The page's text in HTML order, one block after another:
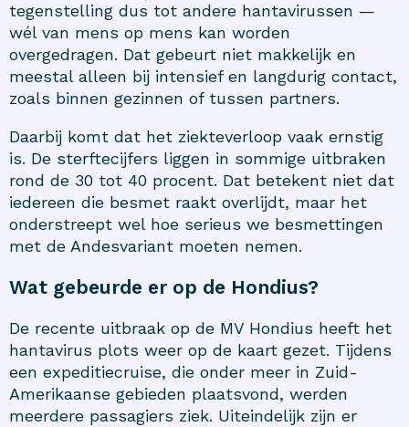
tegenstelling dus tot andere hantavirussen —
wél van mens op mens kan worden
overgedragen. Dat gebeurt niet makkelijk en
meestal alleen bij intensief en langdurig contact,
zoals binnen gezinnen of tussen partners.
Daarbij komt dat het ziekteverloop vaak ernstig
is. De sterftecijfers liggen in sommige uitbraken
rond de 30 tot 40 procent. Dat betekent niet dat
iedereen die besmet raakt overlijdt, maar het
onderstreept wel hoe serieus we besmettingen
met de Andesvariant moeten nemen.
Wat gebeurde er op de Hondius?
De recente uitbraak op de MV Hondius heeft het
hantavirus plots weer op de kaart gezet. Tijdens
een expeditiecruise, die onder meer in Zuid-
Amerikaanse gebieden plaatsvond, werden
meerdere passagiers ziek. Uiteindelijk zijn er